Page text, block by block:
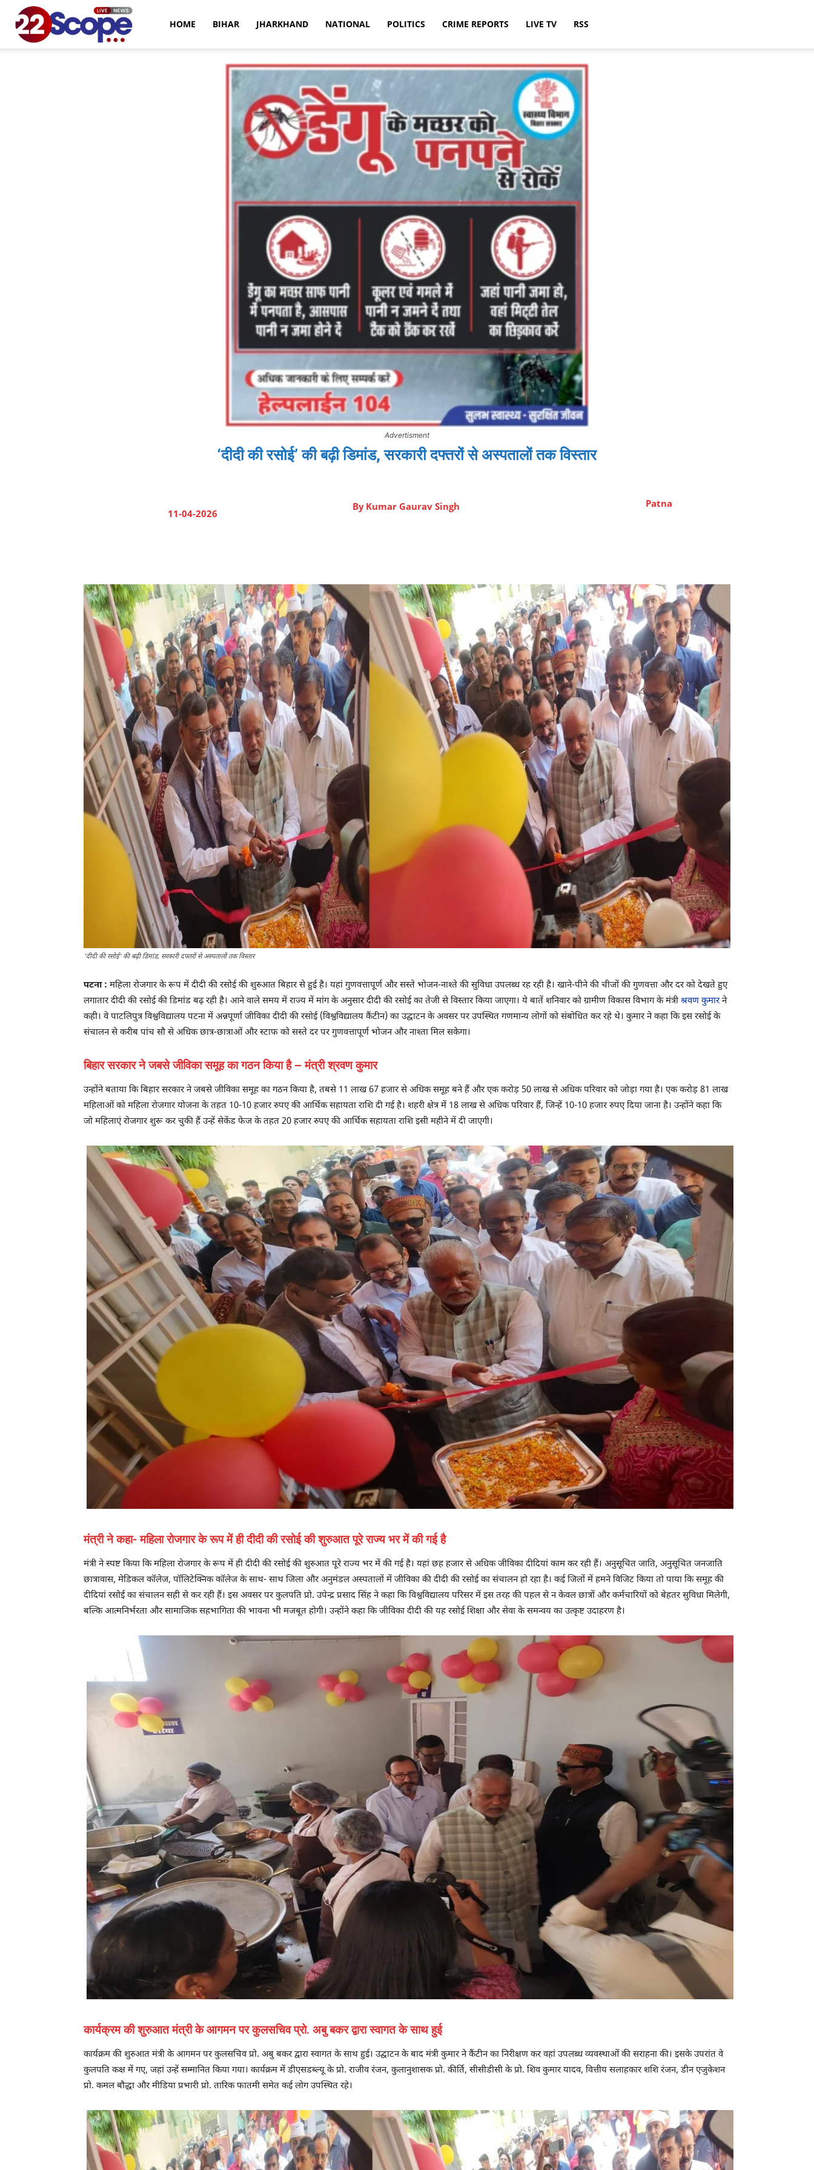
HOME BIHAR JHARKHAND NATIONAL POLITICS CRIME REPORTS LIVE TV RSS
Advertisment
‘दीदी की रसोई’ की बढ़ी डिमांड, सरकारी दफ्तरों से अस्पतालों तक विस्तार
11-04-2026
By Kumar Gaurav Singh Patna
'दीदी की रसोई' की बढ़ी डिमांड, सरकारी दफ्तरों से अस्पतालों तक विस्तार
पटना : महिला रोजगार के रूप में दीदी की रसोई की शुरुआत बिहार से हुई है। यहां गुणवत्तापूर्ण और सस्ते भोजन-नाश्ते की सुविधा उपलब्ध रह रही है। खाने-पीने की चीजों की गुणवत्ता और दर को देखते हुए
लगातार दीदी की रसोई की डिमांड बढ़ रही है। आने वाले समय में राज्य में मांग के अनुसार दीदी की रसोई का तेजी से विस्तार किया जाएगा। ये बातें शनिवार को ग्रामीण विकास विभाग के मंत्री श्रवण कुमारने
कही। वे पाटलिपुत्र विश्वविद्यालय पटना में अन्नपूर्णा जीविका दीदी की रसोई (विश्वविद्यालय कैंटीन) का उद्घाटन के अवसर पर उपस्थित गणमान्य लोगों को संबोधित कर रहे थे। कुमार ने कहा कि इस रसोई के
संचालन से करीब पांच सौ से अधिक छात्र-छात्राओं और स्टाफ को सस्ते दर पर गुणवत्तापूर्ण भोजन और नाश्ता मिल सकेगा।
बिहार सरकार ने जबसे जीविका समूह का गठन किया है – मंत्री श्रवण कुमार
उन्होंने बताया कि बिहार सरकार ने जबसे जीविका समूह का गठन किया है, तबसे 11 लाख 67 हजार से अधिक समूह बने हैं और एक करोड़ 50 लाख से अधिक परिवार को जोड़ा गया है। एक करोड़ 81 लाख
महिलाओं को महिला रोजगार योजना के तहत 10-10 हजार रुपए की आर्थिक सहायता राशि दी गई है। शहरी क्षेत्र में 18 लाख से अधिक परिवार हैं, जिन्हें 10-10 हजार रुपए दिया जाना है। उन्होंने कहा कि
जो महिलाएं रोजगार शुरू कर चुकी हैं उन्हें सेकेंड फेज के तहत 20 हजार रुपए की आर्थिक सहायता राशि इसी महीने में दी जाएगी।
मंत्री ने कहा- महिला रोजगार के रूप में ही दीदी की रसोई की शुरुआत पूरे राज्य भर में की गई है
मंत्री ने स्पष्ट किया कि महिला रोजगार के रूप में ही दीदी की रसोई की शुरुआत पूरे राज्य भर में की गई है। यहां छह हजार से अधिक जीविका दीदियां काम कर रही हैं। अनुसूचित जाति, अनुसूचित जनजाति
छात्रावास, मेडिकल कॉलेज, पॉलिटेक्निक कॉलेज के साथ- साथ जिला और अनुमंडल अस्पतालों में जीविका की दीदी की रसोई का संचालन हो रहा है। कई जिलों में हमने विजिट किया तो पाया कि समूह की
दीदियां रसोई का संचालन सही से कर रही हैं। इस अवसर पर कुलपति प्रो. उपेन्द्र प्रसाद सिंह ने कहा कि विश्वविद्यालय परिसर में इस तरह की पहल से न केवल छात्रों और कर्मचारियों को बेहतर सुविधा मिलेगी,
बल्कि आत्मनिर्भरता और सामाजिक सहभागिता की भावना भी मजबूत होगी। उन्होंने कहा कि जीविका दीदी की यह रसोई शिक्षा और सेवा के समन्वय का उत्कृष्ट उदाहरण है।
कार्यक्रम की शुरुआत मंत्री के आगमन पर कुलसचिव प्रो. अबु बकर द्वारा स्वागत के साथ हुई
कार्यक्रम की शुरुआत मंत्री के आगमन पर कुलसचिव प्रो. अबु बकर द्वारा स्वागत के साथ हुई। उद्घाटन के बाद मंत्री कुमार ने कैंटीन का निरीक्षण कर वहां उपलब्ध व्यवस्थाओं की सराहना की। इसके उपरांत वे
कुलपति कक्ष में गए, जहां उन्हें सम्मानित किया गया। कार्यक्रम में डीएसडब्ल्यू के प्रो. राजीव रंजन, कुलानुशासक प्रो. कीर्ति, सीसीडीसी के प्रो. शिव कुमार यादव, वित्तीय सलाहकार शशि रंजन, डीन एजुकेशन
प्रो. कमल बौद्धा और मीडिया प्रभारी प्रो. तारिक फातमी समेत कई लोग उपस्थित रहे।